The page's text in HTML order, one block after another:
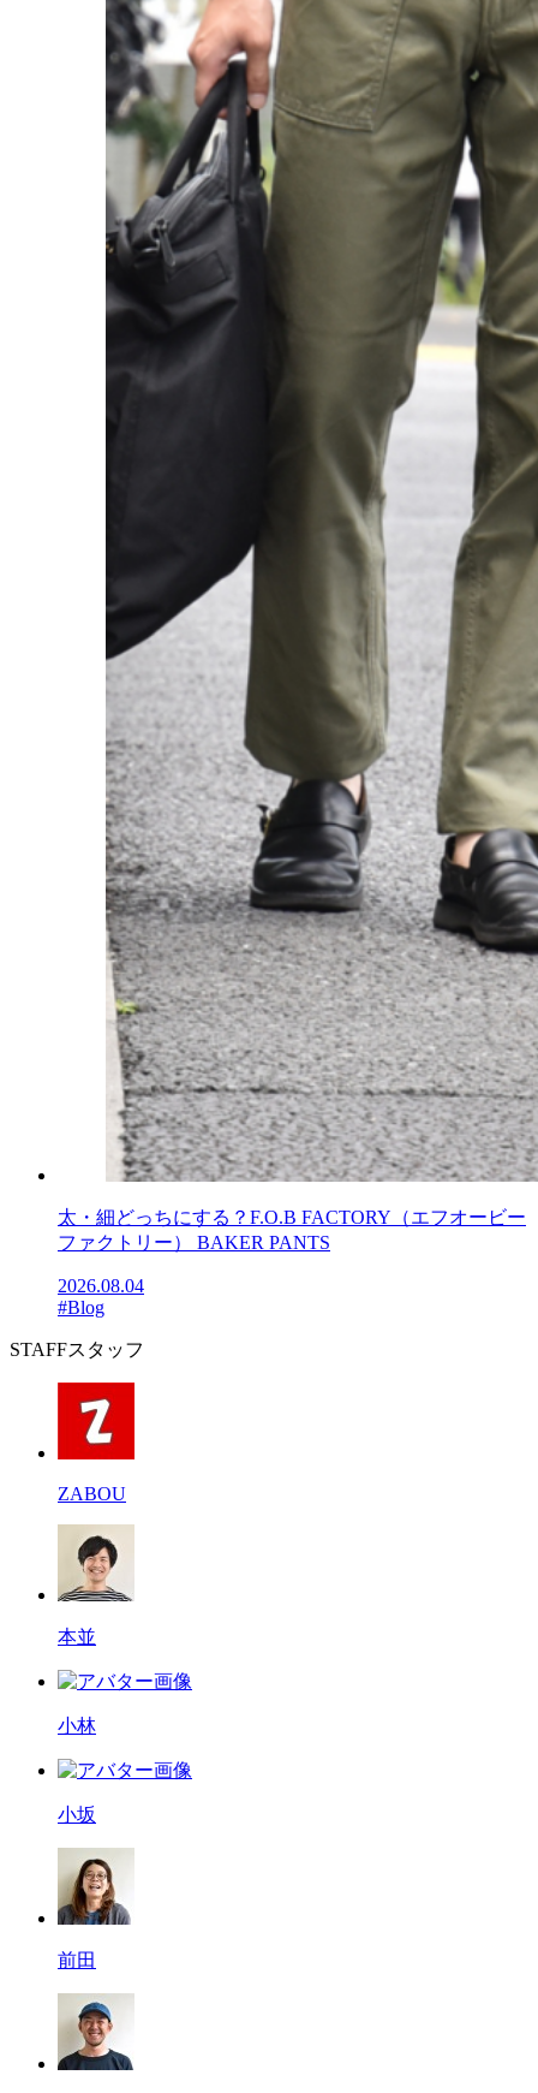
太・細どっちにする？F.O.B FACTORY（エフオービー
ファクトリー） BAKER PANTS
2026.08.04
#Blog
STAFFスタッフ
ZABOU
本並
小林
小坂
前田